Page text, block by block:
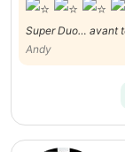
Super Duo… avant
client, puis de leur
préparation de leur
travail… merci
Andy